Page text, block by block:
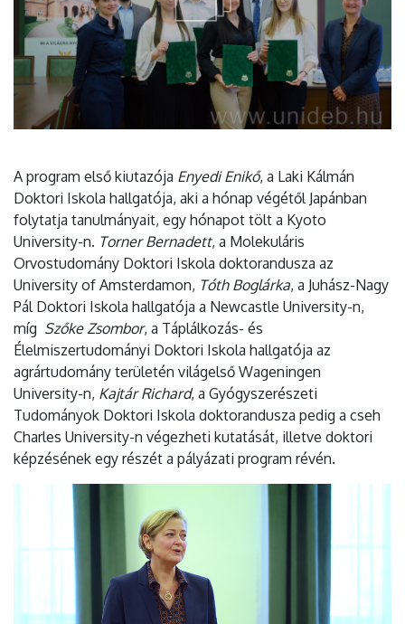
A program első kiutazója Enyedi Enikő, a Laki Kálmán
Doktori Iskola hallgatója, aki a hónap végétől Japánban
folytatja tanulmányait, egy hónapot tölt a Kyoto
University-n. Torner Bernadett, a Molekuláris
Orvostudomány Doktori Iskola doktorandusza az
University of Amsterdamon, Tóth Boglárka, a Juhász-Nagy
Pál Doktori Iskola hallgatója a Newcastle University-n,
míg Szőke Zsombor, a Táplálkozás- és
Élelmiszertudományi Doktori Iskola hallgatója az
agrártudomány területén világelső Wageningen
University-n, Kajtár Richard, a Gyógyszerészeti
Tudományok Doktori Iskola doktorandusza pedig a cseh
Charles University-n végezheti kutatását, illetve doktori
képzésének egy részét a pályázati program révén.